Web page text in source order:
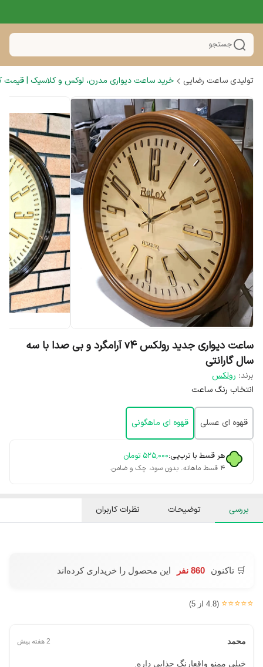
جستجو
تولیدی ساعت رضایی خرید ساعت دیواری مدرن، لوکس و کلاسیک | قیمت
ساعت دیواری جدید رولکس v4 آرامگرد و بی صدا با سه
سال گارانتی
برند: رولکس
انتخاب رنگ ساعت
قهوه ای عسلی قهوه ای ماهگونی
هر قسط با ترب‌پی:۵۲۵٬۰۰۰تومان
۴ قسط ماهانه. بدون سود، چک و ضامن.
بررسی توضیحات نظرات کاربران
🛒 تاکنون 860 نفر این محصول را خریداری کرده‌اند
⭐⭐⭐⭐⭐ (4.8 از 5)
محمد 2 هفته پیش
خیلی ممنو واقعارنگ جذابی داره.